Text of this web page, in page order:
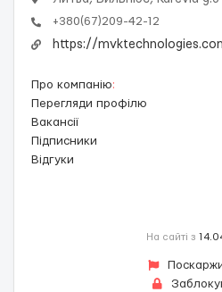
+380(67)209-42-12
https://
Про компанію:
Перегляди профілю
Вакансії
Підписники
Відгуки
На сайті з